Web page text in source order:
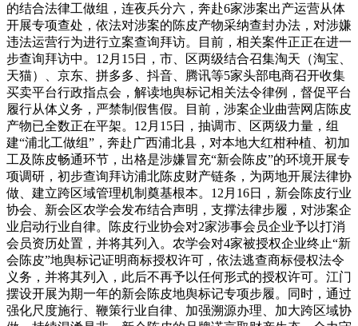
的结合法律工做组，连夜兵分六，奔赴6家涉案出产运营从体
开展专项查处，依法对涉案的陈皮产物采纳查封办法，对涉嫌
违法运营行为进行立案查询拜访。目前，相关案件正正在进一
步查询拜访中。12月15日，市、区两级结合召集淘天（淘宝、
天猫）、京东、拼多多、抖音、腾讯等5家头部电商召开收集
买卖平台行政指点会，解读地舆标记相关法令律例，督促平台
履行从体义务，严禁制假售假。目前，涉案企业曲营网店陈皮
产物已全数正在平架。12月15日，抽调市、区两级力量，组
建“浦北工做组”，奔赴广西浦北县，对本地大红柑种植、初加
工及陈皮畅通环节，出格是涉嫌冒充“新会陈皮”的环境开展专
项调研，初步查询拜访浦北陈皮财产链条，为两地开展法律协
做、建立跨区域管理机制奠基根本。12月16日，新会陈皮行业
协会、新会区农学会发布结合声明，支撑法律步履，对涉案企
业启动行业自律。陈皮行业协会对2家涉事会员企业予以打消
会员资历处置，并将其列入。农学会对4家被授权企业终止“新
会陈皮”地舆标记证明商标授权许可，依法逃查商标侵权法令
义务，并将其列入，此后不再予以任何形式的授权许可。江门
摆设开展为期一年的新会陈皮地舆标记专项步履。同时，通过
强化尺度施行、鞭策行业自律、加强溯源办理、加大跨区域协